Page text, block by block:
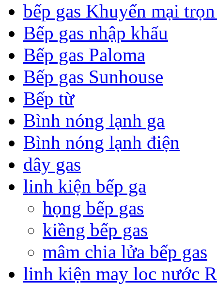
bếp gas Khuyến mại
Bếp gas nhập khẩu
Bếp gas Paloma
Bếp gas Sunhouse
Bếp từ
Bình nóng lạnh ga
Bình nóng lạnh điện
dây gas
linh kiện bếp ga
họng bếp gas
kiềng bếp gas
mâm chia lửa bếp gas
linh kiện may loc nước